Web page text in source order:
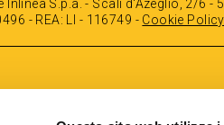
Inlinea S.p.a. - Scali d'Azeglio, 2/6 -
- REA: LI - 116749 - Cookie Policy